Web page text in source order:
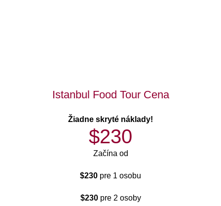
Istanbul Food Tour Cena
Žiadne skryté náklady!
$230
Začína od
$230 pre 1 osobu
$230pre 2 osoby